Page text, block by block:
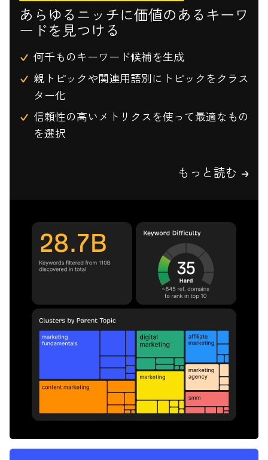
あらゆるニッチに価値のあるキーワ
ードを見つける
何千ものキーワード候補を生成
親トピックや関連用語別にトピックをクラス
ター化
信頼性の高いメトリクスを使って最適なもの
を選択
もっと読む →